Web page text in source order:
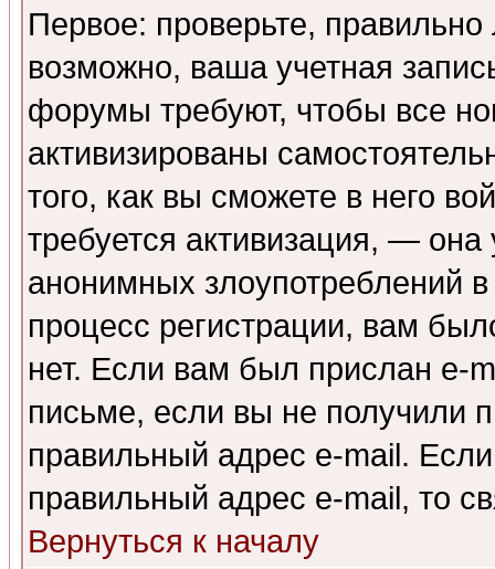
Первое: проверьте,
возможно, ваша учетная
форумы требуют, чтобы все
активизированы
того, как вы сможете в него
требуется активизация, —
анонимных злоупотреблений
процесс регистрации, вам
нет. Если вам был прислан e-
письме, если вы не получили
правильный адрес e-mail.
правильный адрес e-mail, то
Вернуться к началу